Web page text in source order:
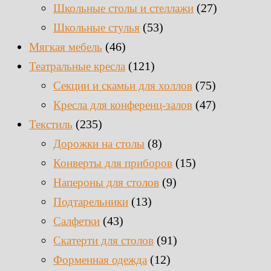
Школьные столы и стеллажи (27)
Школьные стулья (53)
Мягкая мебель (46)
Театральные кресла (121)
Секции и скамьи для холлов (75)
Кресла для конференц-залов (47)
Текстиль (235)
Дорожки на столы (8)
Конверты для приборов (15)
Напероны для столов (9)
Подтарельники (13)
Салфетки (43)
Скатерти для столов (91)
Форменная одежда (12)